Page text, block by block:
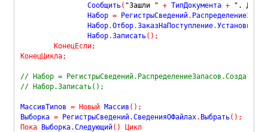
		Сообщить
( "Зашли " + ТипДокумента +
".
		Набор
= РегистрыСведений.
		Набор
.Отбор.ЗаказНаПоступление.Установить
		Набор
.Записать( ) ;
КонецЕсли;
КонецЦикла;
// Набор =
// Набор.Записать();
МассивТипов = Новый Массив ( ) ;
Выборка = РегистрыСведений.СведенияОФайлах. Выбрать( ) ;
Пока Выборка.Следующий( )
Цикл